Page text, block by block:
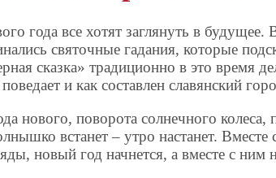
года все хотят заглянуть в будущее.
святочные гадания, которые
сказка» традиционно в это время
и как составлен славянский
нового, поворота солнечного колеса,
встанет – утро настанет.
новый год начнется, а вместе с ним